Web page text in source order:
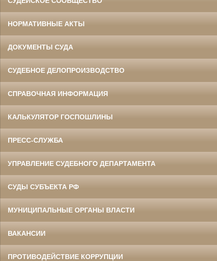
НОРМАТИВНЫЕ АКТЫ
ДОКУМЕНТЫ СУДА
СУДЕБНОЕ ДЕЛОПРОИЗВОДСТВО
СПРАВОЧНАЯ ИНФОРМАЦИЯ
КАЛЬКУЛЯТОР ГОСПОШЛИНЫ
ПРЕСС-СЛУЖБА
УПРАВЛЕНИЕ СУДЕБНОГО ДЕПАРТАМЕНТА
СУДЫ СУБЪЕКТА РФ
МУНИЦИПАЛЬНЫЕ ОРГАНЫ ВЛАСТИ
ВАКАНСИИ
ПРОТИВОДЕЙСТВИЕ КОРРУПЦИИ